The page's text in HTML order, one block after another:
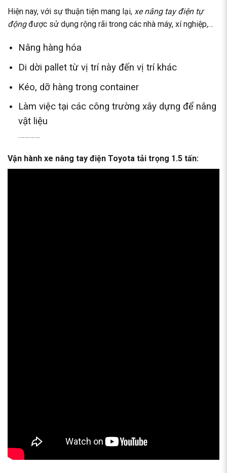
Hiện nay, với sự thuận tiện mang lại, xe nâng tay điện tự
độngđược sử dụng rộng rãi trong các nhà máy, xí nghiệp,…
Nâng hàng hóa
Di dời pallet từ vị trí này đến vị trí khác
Kéo, dỡ hàng trong container
Làm việc tại các công trường xây dựng để nâng
vật liệu
………….
Vận hành xe nâng tay điện Toyota tải trọng 1.5 tấn: